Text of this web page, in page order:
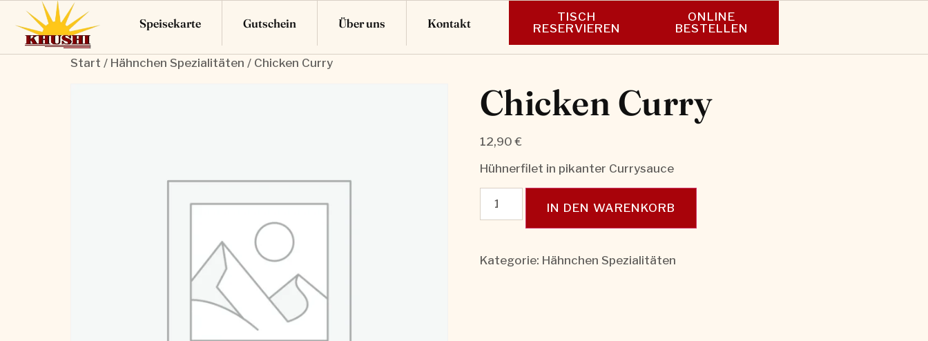
Speisekarte Gutschein Über uns Kontakt
TISCH
RESERVIEREN
ONLINE
BESTELLEN
Start / Hähnchen Spezialitäten / Chicken Curry
Chicken Curry
12,90€
Hühnerfilet in pikanter Currysauce
IN DEN WARENKORB
Kategorie: Hähnchen Spezialitäten